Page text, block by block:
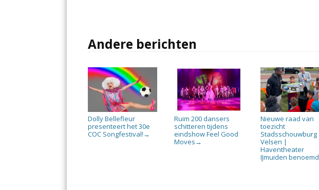
Andere berichten
Dolly Bellefleur
presenteert het 30e
COC Songfestival! →
Ruim 200 dansers
schitteren tijdens
eindshow Feel Good
Moves →
Nieuwe raad van
toezicht
Stadsschouwburg
Velsen |
Haventheater
IJmuiden benoemd